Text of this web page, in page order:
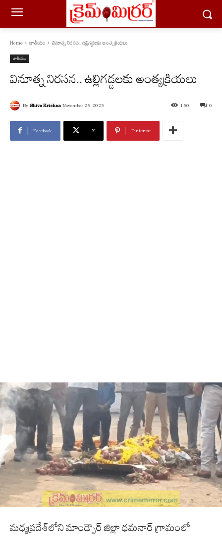
Home జాతీయం వినూత్న నిరసన.. ఉల్లిగడ్డలకు అంత్యక్రియలు
జాతీయం
వినూత్న నిరసన.. ఉల్లిగడ్డలకు అంత్యక్రియలు
By Shiva Krishna November 25, 2025 0
150
Facebook X Pinterest
మధ్యప్రదేశ్‌లోని మాండ్సౌర్ జిల్లా ధమనార్ గ్రామంలో